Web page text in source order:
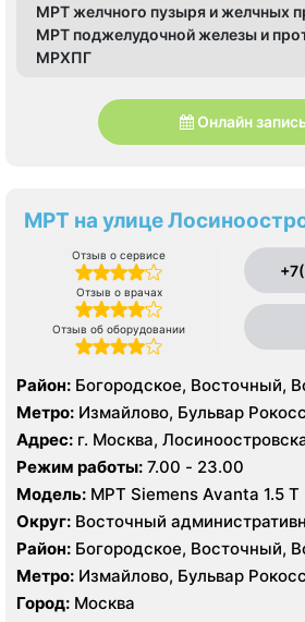
МРТ желчного пузыря и желчных
МРТ поджелудочной железы и
МРХПГ
Онлайн
МРТ на улице
Отзыв о сервисе
Отзыв о врачах
Отзыв об оборудовании
Район: Богородское, Восточный,
Измайлово, Гольяново, Измайлово,
Северное Измайлово, Соколиная
Метро: Измайлово, Бульвар
Белокаменная , Локомотив ,
Первомайская, Преображенская
Семеновская, Сокольники,
Электрозаводская
Адрес: г. Москва,
Режим работы: 7.00 - 23.00
Модель: МРТ Siemens Avanta 1.5 Т
Округ: Восточный
Район: Богородское, Восточный,
Измайлово, Гольяново, Измайлово,
Северное Измайлово, Соколиная
Метро: Измайлово, Бульвар
Белокаменная , Локомотив ,
Первомайская, Преображенская
Город: Москва